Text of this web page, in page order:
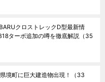
クロストレックD型最新情
ターボ追加の噂を徹底解説 （35
境町に巨大建造物出現！
（33